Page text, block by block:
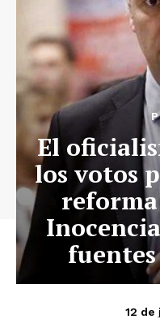
El
los votos
reforma
12 de